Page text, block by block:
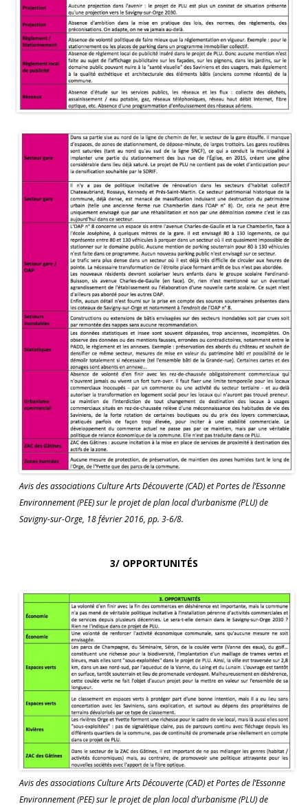
Avis des associations Culture Arts Découverte (CAD) et Portes de l’Essonne
Environnement (PEE) sur le projet de plan local d’urbanisme (PLU) de
Savigny-sur-Orge, 18 février 2016, pp. 3-6/8.
3/ OPPORTUNITÉS
Avis des associations Culture Arts Découverte (CAD) et Portes de l’Essonne
Environnement (PEE) sur le projet de plan local d’urbanisme (PLU) de